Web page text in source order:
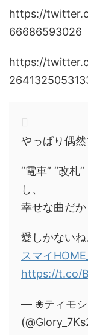
https://
66686593026
https://
やっぱり偶
“電車” “改札
し、
幸せな曲だ
愛しかない
スマイ
https://t.co/
— ❀ティモシ